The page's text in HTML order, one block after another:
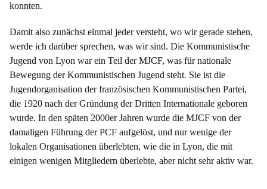
konnten.
Damit also zunächst einmal jeder versteht, wo wir gerade stehen,
werde ich darüber sprechen, was wir sind. Die Kommunistische
Jugend von Lyon war ein Teil der MJCF, was für nationale
Bewegung der Kommunistischen Jugend steht. Sie ist die
Jugendorganisation der französischen Kommunistischen Partei,
die 1920 nach der Gründung der Dritten Internationale geboren
wurde. In den späten 2000er Jahren wurde die MJCF von der
damaligen Führung der PCF aufgelöst, und nur wenige der
lokalen Organisationen überlebten, wie die in Lyon, die mit
einigen wenigen Mitgliedern überlebte, aber nicht sehr aktiv war.